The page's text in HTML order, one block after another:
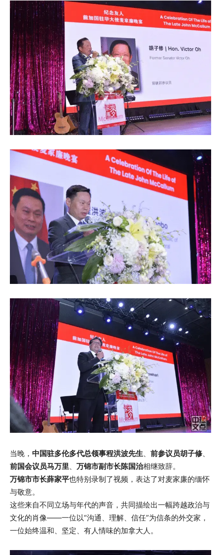
当晚， 中国驻多伦多代总领事程洪波先生 前参议员胡子修
前国会议员马万里
万锦市副市长陈国治相继致辞。
万锦市市长薛家平也特别录制了视频，表达了对麦家廉的缅怀
与敬意。
这些来自不同立场与年代的声音，共同描绘出一幅跨越政治与
文化的肖像——一位以“沟通、理解、信任”为信条的外交家，
一位始终温和、坚定、有人情味的加拿大人。